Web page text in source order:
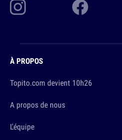
À PROPOS
Topito.com devient 10h26
A propos de nous
L'équipe